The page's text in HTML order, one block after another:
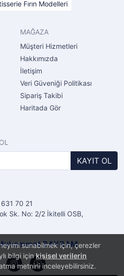
sunabilmek için, çerezler
bilgi içinkişisel verilerin
metnini inceleyebilirsiniz.
Fırın Modelleri
MAĞAZA
Müşteri Hizmetleri
Hakkımızda
İletişim
Veri Güveniği Politikası
Sipariş Takibi
Haritada Gör
KAYIT OL
70 21
Sk. No: 2/2 İkitelli OSB,